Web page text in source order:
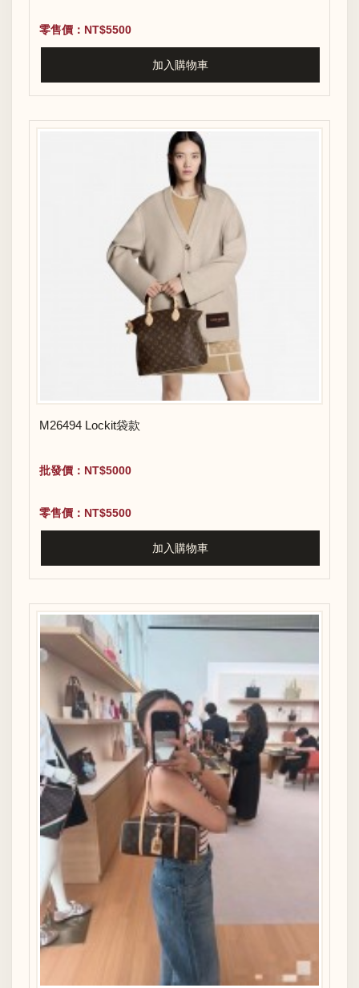
零售價：NT$5500
加入購物車
M26494 Lockit袋款
批發價：NT$5000
零售價：NT$5500
加入購物車